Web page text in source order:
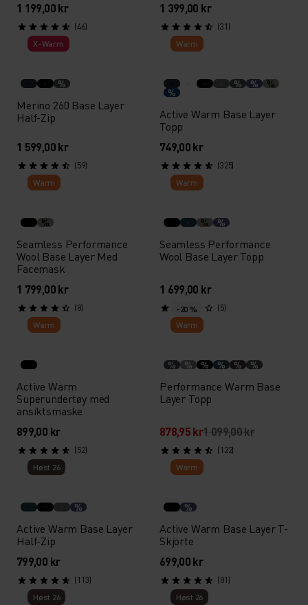
1 199,00 kr
(46)
1 399,00 kr
(31)
X-Warm
%
Merino 260 Base Layer
Half-Zip
1 599,00 kr
(59)
Warm
% % %
%
Active Warm Base Layer
Topp
749,00 kr
(325)
Warm
%
Seamless Performance
Wool Base Layer Med
Facemask
1 799,00 kr
(8)
Warm
% %
Seamless Performance
Wool Base Layer Topp
1 699,00 kr
(5)
Warm
Active Warm
Superundertøy med
ansiktsmaske
899,00 kr
(52)
-20 %
Warm
% % % % % %
Performance Warm Base
Layer Topp
878,95 kr1 099,00 kr
(122)
Høst 26
%
Active Warm Base Layer
Half-Zip
799,00 kr
(113)
Warm
%
Active Warm Base Layer T-
Skjorte
699,00 kr
(81)
Høst 26
Høst 26